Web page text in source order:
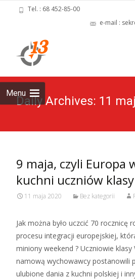
Tel. : 68 452-85-00
e-mail :
Menu
Daily Archives: 11
9 maja, czyli Europa
kuchni uczniów klasy
11 maja 2020 Bez kategorii
Jak można było uczcić 70 rocznicę
procesu integracji europejskiej,
miniony weekend ? Uczniowie klasy
namową wychowawcy postanowili
ulubione dania z kuchni polskiej i